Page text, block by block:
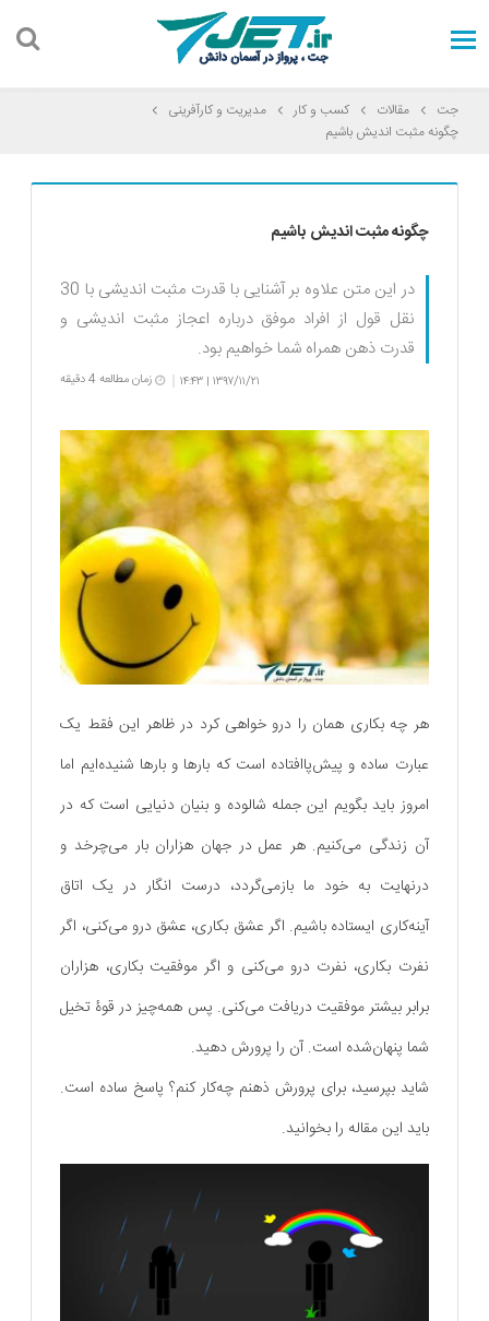
جت مقالات کسب و کار
مدیریت و کارآفرینی
چگونه مثبت اندیش باشیم
چگونه مثبت اندیش باشیم
در این متن علاوه بر آشنایی با قدرت مثبت اندیشی با 30
نقل قول از افراد موفق درباره اعجاز مثبت اندیشی و
قدرت ذهن همراه شما خواهیم بود.
| زمان مطالعه 4 دقیقه
هر چه بکاری همان را درو خواهی کرد در ظاهر این فقط یک
عبارت ساده و پیش‌پاافتاده است که بارها و بارها شنیده‌ایم اما
امروز باید بگویم این جمله شالوده و بنیان دنیایی است که در
آن زندگی می‌کنیم. هر عمل در جهان هزاران بار می‌چرخد و
درنهایت به خود ما بازمی‌گردد، درست انگار در یک اتاق
آینه‌کاری ایستاده باشیم. اگر عشق بکاری، عشق درو می‌کنی، اگر
نفرت بکاری، نفرت درو می‌کنی و اگر موفقیت بکاری، هزاران
برابر بیشتر موفقیت دریافت می‌کنی. پس همه‌چیز در قوۀ تخیل
شما پنهان‌شده است. آن را پرورش دهید.
شاید بپرسید، برای پرورش ذهنم چه‌کار کنم؟ پاسخ ساده است.
باید این مقاله را بخوانید.